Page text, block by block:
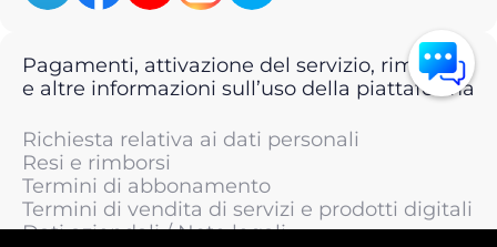
Pagamenti, attivazione del servizio, rimborsi
e altre informazioni sull’uso della piattaforma
Richiesta relativa ai dati personali
Resi e rimborsi
Termini di abbonamento
Termini di vendita di servizi e prodotti digitali
Dati aziendali / Note legali